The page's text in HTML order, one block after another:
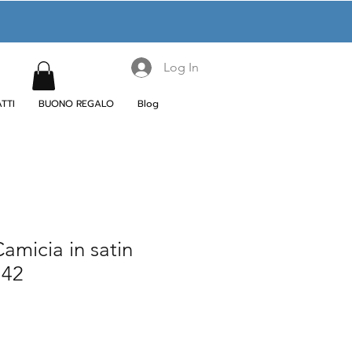
Log In
BUONO REGALO Blog
in satin